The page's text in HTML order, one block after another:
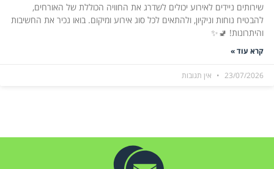
שירותים ניידים לאירוע יכולים לשדרג את החוויה הכוללת של האורחים,
להבטיח נוחות וניקיון, ולהתאים לכל סוג אירוע ומיקום. בואו נכיר את החשיבות
והיתרונות! 🚽✨
קרא עוד »
23/07/2026 אין תגובות